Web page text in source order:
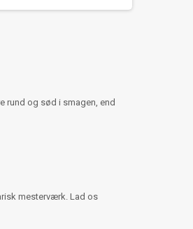
rund og sød i smagen, end
mesterværk. Lad os